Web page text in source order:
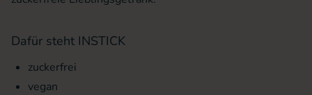
Dafür steht INSTICK
zuckerfrei
vegan